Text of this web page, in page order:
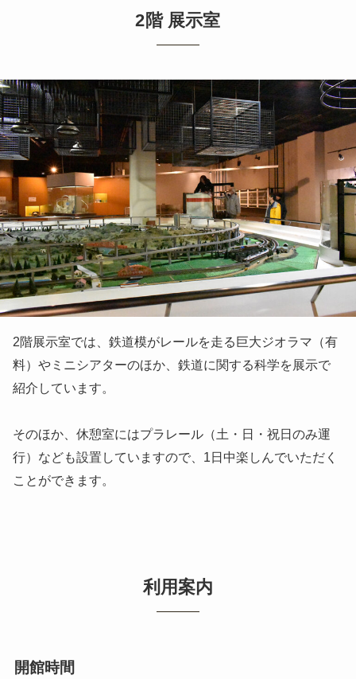
2階 展示室
2階展示室では、鉄道模がレールを走る巨大ジオラマ（有
料）やミニシアターのほか、鉄道に関する科学を展示で
紹介しています。
そのほか、休憩室にはプラレール（土・日・祝日のみ運
行）なども設置していますので、1日中楽しんでいただく
ことができます。
利用案内
開館時間